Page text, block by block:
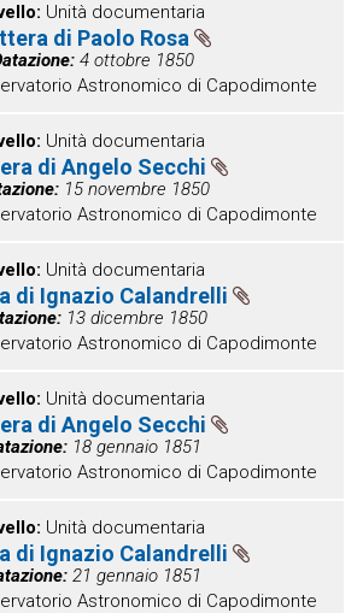
Unità documentaria
di Paolo Rosa
4 ottobre 1850
Astronomico di Capodimonte
Unità documentaria
di Angelo Secchi
15 novembre 1850
Astronomico di Capodimonte
Unità documentaria
di Ignazio Calandrelli
13 dicembre 1850
Astronomico di Capodimonte
Unità documentaria
di Angelo Secchi
18 gennaio 1851
Astronomico di Capodimonte
Unità documentaria
di Ignazio Calandrelli
21 gennaio 1851
Astronomico di Capodimonte